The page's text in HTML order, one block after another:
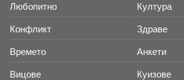
Любопитно Култура
Конфликт Здраве
Времето Анкети
Вицове Куизове